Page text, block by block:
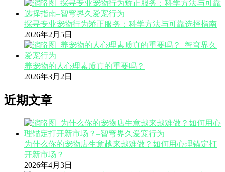
探寻专业宠物行为矫正服务：科学方法与可靠选择指南
2026年2月5日
养宠物的人心理素质真的重要吗？
2026年3月2日
近期文章
为什么你的宠物店生意越来越难做？如何用心理锚定打
开新市场？
2026年4月3日